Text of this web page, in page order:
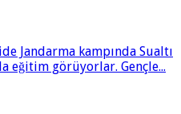
Jandarma kampında Sualtı
eğitim görüyorlar. Gençle...